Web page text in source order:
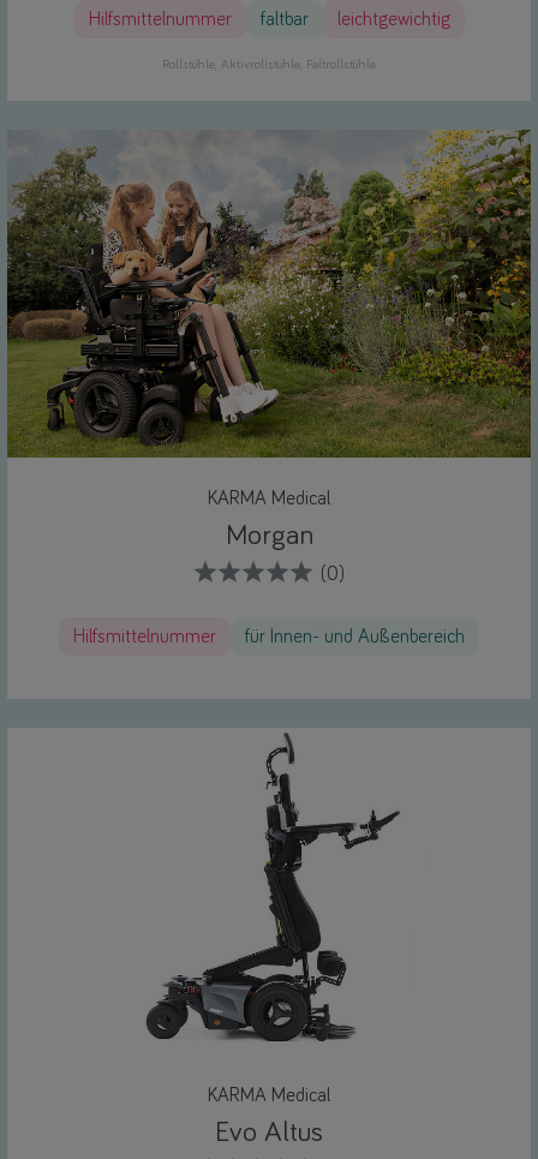
Hilfsmittelnummer faltbar leichtgewichtig
Rollstühle Aktivrollstühle Faltrollstühle
KARMA Medical
Morgan
(0)
Hilfsmittelnummer für Innen- und Außenbereich
KARMA Medical
Evo Altus